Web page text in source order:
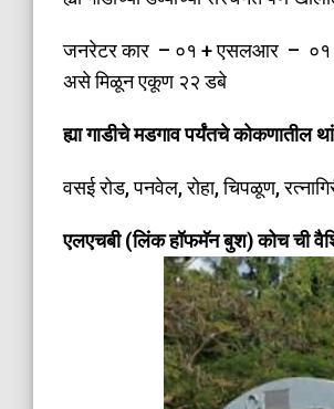
जनरेटर कार – ०१ + एसलआर – ०१ +
असे मिळून एकूण २२ डबे
ह्या गाडीचे मडगाव पर्यंतचे कोकणातील
वसई रोड, पनवेल, रोहा, चिपळूण,
एलएचबी (लिंक हॉफमॅन बुश) कोच ची